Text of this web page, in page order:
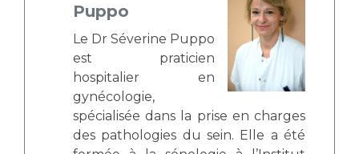
Puppo
Le Dr Séverine Puppo
est praticien
hospitalier en
gynécologie,
spécialisée dans la prise en charges
des pathologies du sein. Elle a été